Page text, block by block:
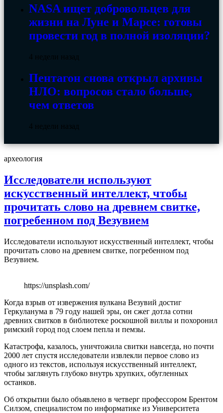
NASA ищет добровольцев для
жизни на Луне и Марсе: готовы
провести год в полной изоляции?
4 недели назад
Пентагон снова открыл архивы
НЛО: вопросов стало больше,
чем ответов
4 недели назад
археология
Исследователи используют
искусственный интеллект, чтобы
прочитать слово на древнем свитке,
погребенном под Везувием
Исследователи используют искусственный интеллект, чтобы
прочитать слово на древнем свитке, погребенном под
Везувием.
https://unsplash.com/
Когда взрыв от извержения вулкана Везувий достиг
Геркуланума в 79 году нашей эры, он сжег дотла сотни
древних свитков в библиотеке роскошной виллы и похоронил
римский город под слоем пепла и пемзы.
Катастрофа, казалось, уничтожила свитки навсегда, но почти
2000 лет спустя исследователи извлекли первое слово из
одного из текстов, используя искусственный интеллект,
чтобы заглянуть глубоко внутрь хрупких, обугленных
останков.
Об открытии было объявлено в четверг профессором Брентом
Силзом, специалистом по информатике из Университета